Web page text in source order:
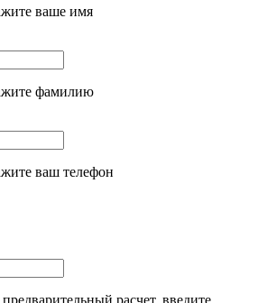
ваше имя
фамилию
ваш телефон
расчет, введите